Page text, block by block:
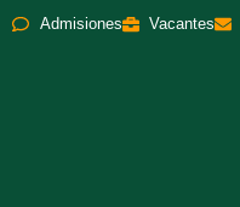
Admisiones Vacantes